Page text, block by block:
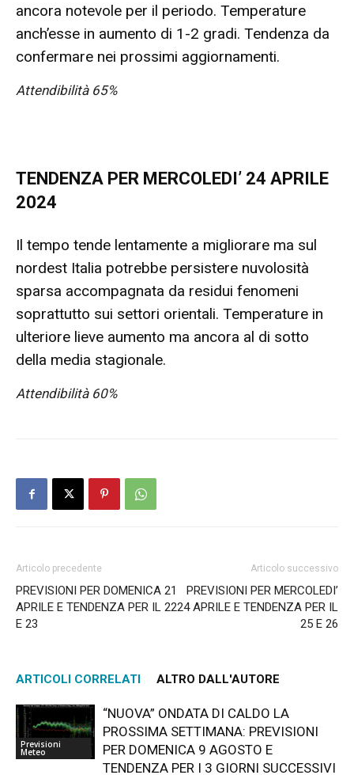
ancora notevole per il periodo. Temperature
anch’esse in aumento di 1-2 gradi. Tendenza da
confermare nei prossimi aggiornamenti.
Attendibilità 65%
TENDENZA PER MERCOLEDI’ 24 APRILE
2024
Il tempo tende lentamente a migliorare ma sul
nordest Italia potrebbe persistere nuvolosità
sparsa accompagnata da residui fenomeni
soprattutto sui settori orientali. Temperature in
ulteriore lieve aumento ma ancora al di sotto
della media stagionale.
Attendibilità 60%
Articolo precedente
PREVISIONI PER DOMENICA 21
APRILE E TENDENZA PER IL 22
E 23
Articolo successivo
PREVISIONI PER MERCOLEDI’
24 APRILE E TENDENZA PER IL
25 E 26
ARTICOLI CORRELATI ALTRO DALL'AUTORE
Previsioni
Meteo
“NUOVA” ONDATA DI CALDO LA
PROSSIMA SETTIMANA: PREVISIONI
PER DOMENICA 9 AGOSTO E
TENDENZA PER I 3 GIORNI SUCCESSIVI